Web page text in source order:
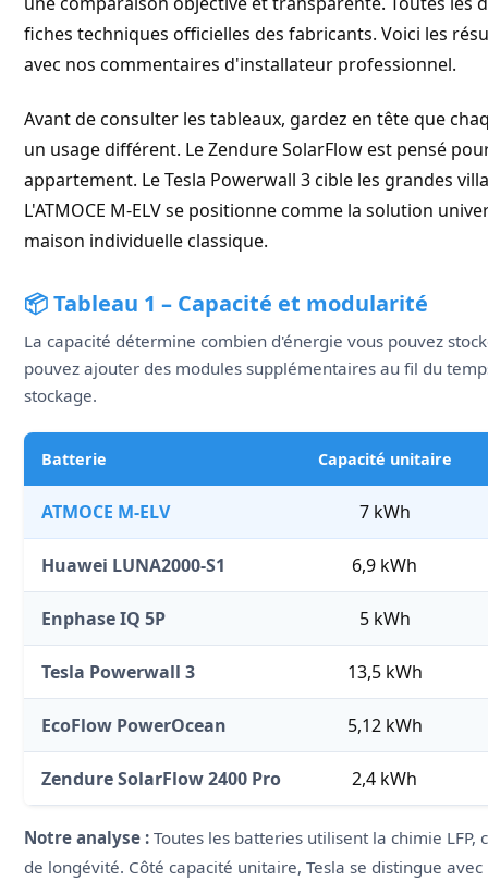
fiches techniques officielles des fabricants. Voici les
avec nos commentaires d'installateur professionnel.
Avant de consulter les tableaux, gardez en tête que
un usage différent. Le Zendure SolarFlow est pensé
appartement. Le Tesla Powerwall 3 cible les grandes
L'ATMOCE M-ELV se positionne comme la solution
maison individuelle classique.
📦 Tableau 1 – Capacité et modularité
La capacité détermine combien d'énergie vous pouvez
pouvez ajouter des modules supplémentaires au fil du
stockage.
Batterie Capacité unitaire
ATMOCE M-ELV 7 kWh
Huawei LUNA2000-S1 6,9 kWh
Enphase IQ 5P 5 kWh
Tesla Powerwall 3 13,5 kWh
EcoFlow PowerOcean 5,12 kWh
Zendure SolarFlow 2400 Pro 2,4 kWh
Notre analyse : Toutes les batteries utilisent la chimie
de longévité. Côté capacité unitaire, Tesla se distingue